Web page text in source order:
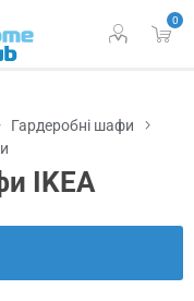
0
Гардеробні шафи
IKEA